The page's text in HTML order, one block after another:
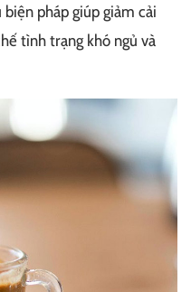
pháp giúp giảm cải
tình trạng khó ngủ và